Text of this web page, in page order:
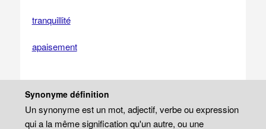
tranquillité
apaisement
Synonyme définition
Un synonyme est un mot, adjectif, verbe ou expression
qui a la même signification qu'un autre, ou une